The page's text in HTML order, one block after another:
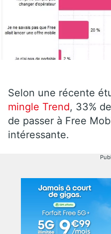
Selon une récente
mingle Trend, 33%
de passer à Free
intéressante.